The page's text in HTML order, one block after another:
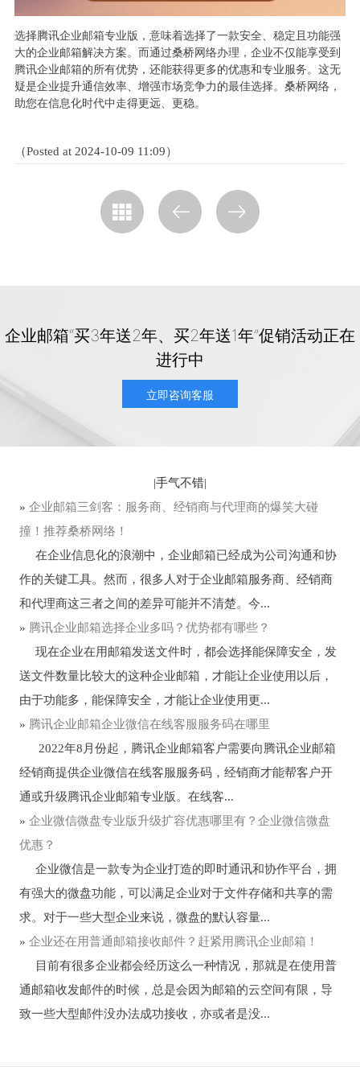
选择腾讯企业邮箱专业版，意味着选择了一款安全、稳定且功能强
大的企业邮箱解决方案。而通过桑桥网络办理，企业不仅能享受到
腾讯企业邮箱的所有优势，还能获得更多的优惠和专业服务。这无
疑是企业提升通信效率、增强市场竞争力的最佳选择。桑桥网络，
助您在信息化时代中走得更远、更稳。
（Posted at 2024-10-09 11:09）
企业邮箱“买3年送2年、买2年送1年”促销活动正在
进行中
立即咨询客服
|手气不错|
» 企业邮箱三剑客：服务商、经销商与代理商的爆笑大碰
撞！推荐桑桥网络！
在企业信息化的浪潮中，企业邮箱已经成为公司沟通和协
作的关键工具。然而，很多人对于企业邮箱服务商、经销商
和代理商这三者之间的差异可能并不清楚。今...
» 腾讯企业邮箱选择企业多吗？优势都有哪些？
现在企业在用邮箱发送文件时，都会选择能保障安全，发
送文件数量比较大的这种企业邮箱，才能让企业使用以后，
由于功能多，能保障安全，才能让企业使用更...
» 腾讯企业邮箱企业微信在线客服服务码在哪里
2022年8月份起，腾讯企业邮箱客户需要向腾讯企业邮箱
经销商提供企业微信在线客服服务码，经销商才能帮客户开
通或升级腾讯企业邮箱专业版。在线客...
» 企业微信微盘专业版升级扩容优惠哪里有？企业微信微盘
优惠？
企业微信是一款专为企业打造的即时通讯和协作平台，拥
有强大的微盘功能，可以满足企业对于文件存储和共享的需
求。对于一些大型企业来说，微盘的默认容量...
» 企业还在用普通邮箱接收邮件？赶紧用腾讯企业邮箱！
目前有很多企业都会经历这么一种情况，那就是在使用普
通邮箱收发邮件的时候，总是会因为邮箱的云空间有限，导
致一些大型邮件没办法成功接收，亦或者是没...